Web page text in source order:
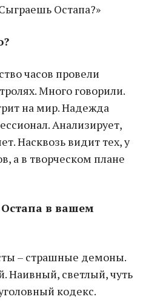
Остапа?»
часов провели
Много говорили.
на мир. Надежда
Анализирует,
Насквозь видит тех, у
а в творческом плане
в вашем
– страшные демоны.
Наивный, светлый, чуть
кодекс.